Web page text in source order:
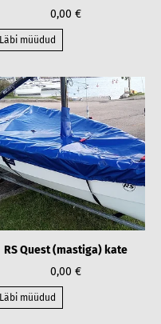
0,00 €
Läbi müüdud
RS Quest (mastiga) kate
0,00 €
Läbi müüdud